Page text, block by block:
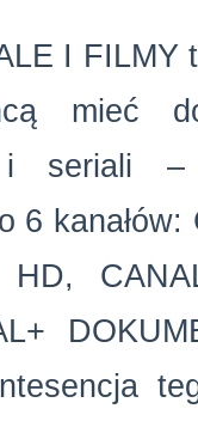
I FILMY
ą mieć
i seriali
–
6 kanałów: